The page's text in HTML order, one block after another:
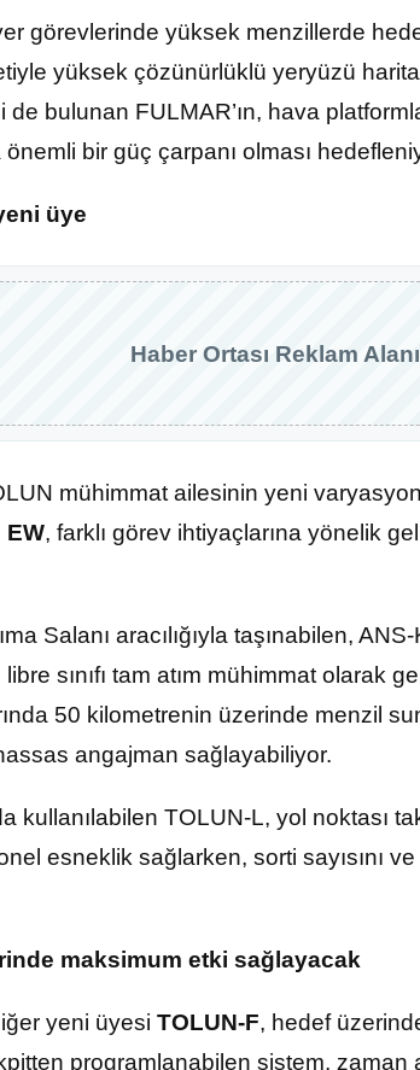
görevlerinde yüksek menzillerde
yüksek çözünürlüklü yeryüzü
bulunan FULMAR’ın, hava
bir güç çarpanı olması
üye
Haber Ortası Reklam Alanı
mühimmat ailesinin yeni
EW, farklı görev ihtiyaçlarına yönelik
Salanı aracılığıyla taşınabilen,
sınıfı tam atım mühimmat olarak
50 kilometrenin üzerinde menzil
angajman sağlayabiliyor.
kullanılabilen TOLUN-L, yol noktası
esneklik sağlarken, sorti sayısını
maksimum etki sağlayacak
yeni üyesi TOLUN-F, hedef
programlanabilen sistem, zaman